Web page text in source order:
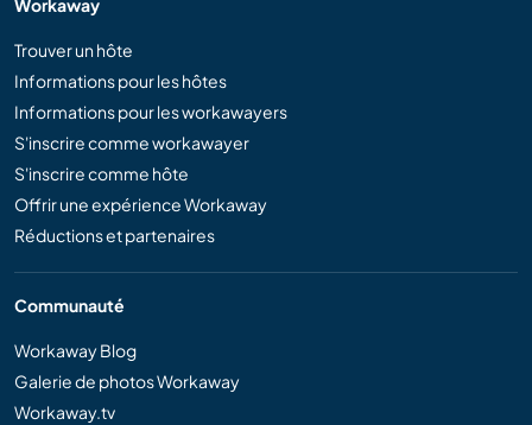
Workaway
Trouver un hôte
Informations pour les hôtes
Informations pour les workawayers
S'inscrire comme workawayer
S'inscrire comme hôte
Offrir une expérience Workaway
Réductions et partenaires
Communauté
Workaway Blog
Galerie de photos Workaway
Workaway.tv